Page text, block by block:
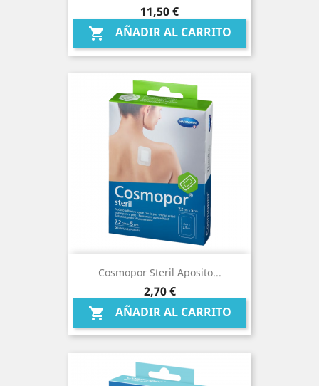
Precio
11,50 €
 AÑADIR AL CARRITO
Cosmopor Steril Aposito...
Precio
2,70 €
 AÑADIR AL CARRITO